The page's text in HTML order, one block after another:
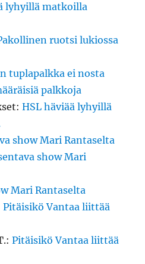
lyhyillä matkoilla
ruotsi lukiossa
tuplapalkka ei nosta
palkkoja
:HSL häviää lyhyillä
show Mari Rantaselta
show Mari
Mari Rantaselta
Pitäisikö Vantaa liittää
:Pitäisikö Vantaa liittää